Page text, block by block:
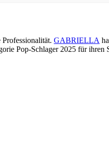
GABRIELLA
Pop-Schlager 2025 für ihren